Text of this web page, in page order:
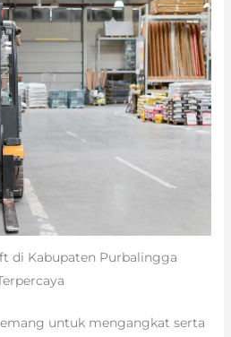
di Kabupaten Purbalingga
untuk mengangkat serta